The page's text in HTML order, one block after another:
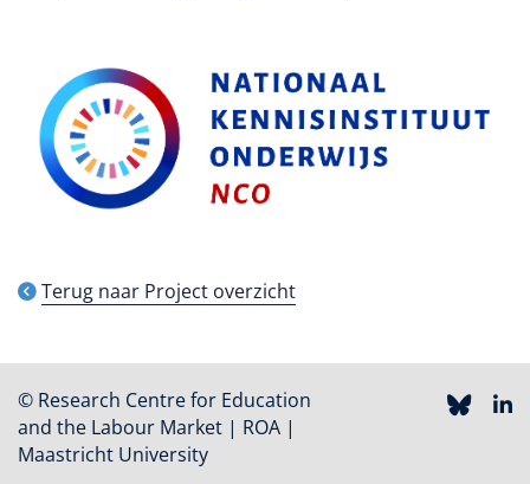
Terug naar Project overzicht
© Research Centre for Education
and the Labour Market | ROA |
Maastricht University